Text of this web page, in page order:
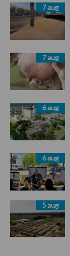
7 aug
7 aug
6 aug
6 aug
5 aug